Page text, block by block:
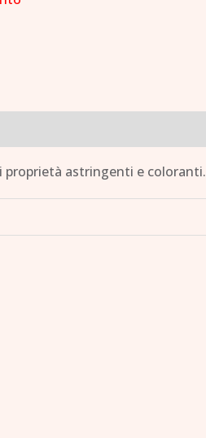
proprietà astringenti e coloranti.